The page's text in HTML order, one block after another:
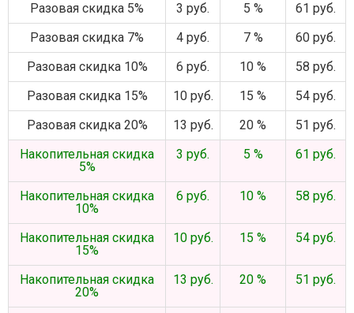
Разовая скидка 5% 3 руб. 5 %
61 руб.
Разовая скидка 7%
4 руб. 7 %
60 руб.
Разовая скидка 10%
6 руб. 10 %
58 руб.
Разовая скидка 15%
10 руб. 15 %
54 руб.
Разовая скидка 20%
13 руб. 20 %
51 руб.
Накопительная скидка
5%
3 руб. 5 % 61 руб.
Накопительная скидка
10%
6 руб. 10 % 58 руб.
Накопительная скидка
15%
10 руб. 15 % 54 руб.
Накопительная скидка
20%
13 руб. 20 % 51 руб.